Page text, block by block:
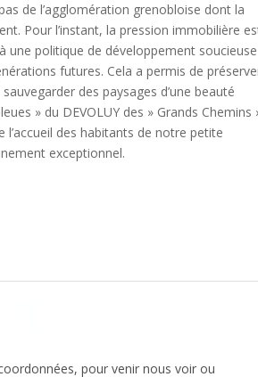
de l’agglomération grenobloise dont la
Pour l’instant, la pression immobilière
une politique de développement soucieuse
futures. Cela a permis de
des paysages d’une beauté
» du DEVOLUY des » Grands Chemins
l’accueil des habitants de notre petite
exceptionnel.
pour venir nous voir ou